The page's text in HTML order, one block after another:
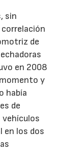
sin
de
en 2008
y
había
de
en los dos